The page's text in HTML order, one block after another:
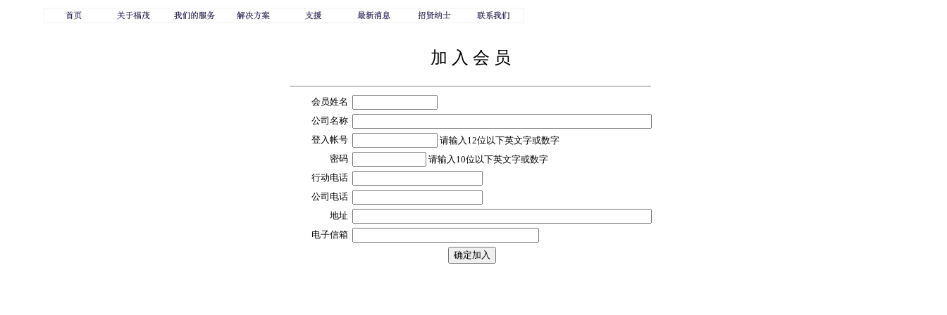
加 入 会 员
会员姓名
公司名称
登入帐号
请输入12位以下英文字或数字
密码
请输入10位以下英文字或数字
行动电话
公司电话
地址
电子信箱